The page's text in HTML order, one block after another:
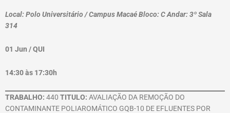
Local: Polo Universitário / Campus Macaé Bloco: C Andar: 3º Sala
314
01 Jun / QUI
14:30 às 17:30h
TRABALHO: 440 TITULO: AVALIAÇÃO DA REMOÇÃO DO
CONTAMINANTE POLIAROMÁTICO GQB-10 DE EFLUENTES POR